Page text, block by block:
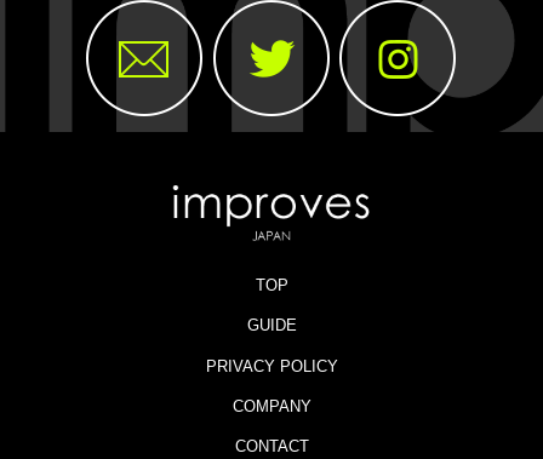
TOP
GUIDE
PRIVACY POLICY
COMPANY
CONTACT